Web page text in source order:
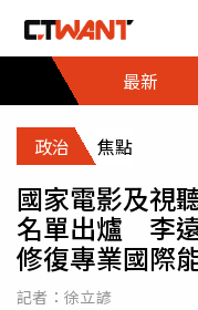
最新
政治 焦點
國家電影及視
名單出爐 李
修復專業國際
記者： 徐立諺